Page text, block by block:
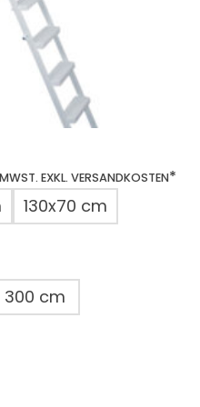
EXKL. VERSANDKOSTEN*
130x70 cm
300 cm